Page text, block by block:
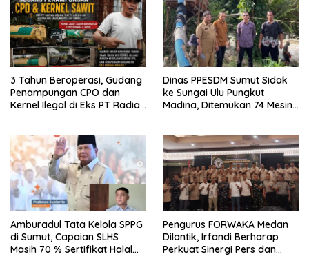
Ekomoni Semua Anggota
3 Tahun Beroperasi, Gudang
Penampungan CPO dan
Kernel Ilegal di Eks PT Radian
Dinas PPESDM Sumut Sidak
ke Sungai Ulu Pungkut
Madina, Ditemukan 74 Mesin
Rusak
Amburadul Tata Kelola SPPG
di Sumut, Capaian SLHS
Masih 70 % Sertifikat Halal
Pengurus FORWAKA Medan
Dilantik, Irfandi Berharap
Perkuat Sinergi Pers dan